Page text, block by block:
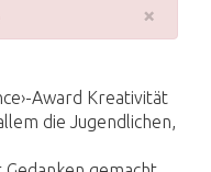
×
Award Kreativität
die Jugendlichen,